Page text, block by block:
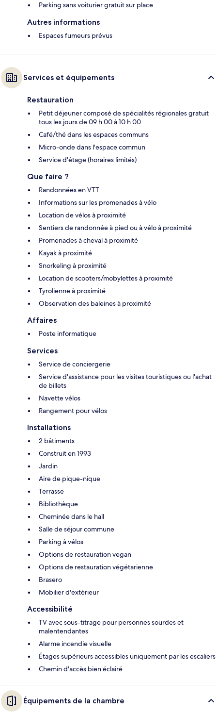
Parking sans voiturier gratuit sur place
Autres informations
Espaces fumeurs prévus
Services et équipements
Restauration
Petit déjeuner composé de spécialités régionales gratuit
tous les jours de 09 h 00 à 10 h 00
Café/thé dans les espaces communs
Micro-onde dans l'espace commun
Service d'étage (horaires limités)
Que faire ?
Randonnées en VTT
Informations sur les promenades à vélo
Location de vélos à proximité
Sentiers de randonnée à pied ou à vélo à proximité
Promenades à cheval à proximité
Kayak à proximité
Snorkeling à proximité
Location de scooters/mobylettes à proximité
Tyrolienne à proximité
Observation des baleines à proximité
Affaires
Poste informatique
Services
Service de conciergerie
Service d'assistance pour les visites touristiques ou l'achat
de billets
Navette vélos
Rangement pour vélos
Installations
2 bâtiments
Construit en 1993
Jardin
Aire de pique-nique
Terrasse
Bibliothèque
Cheminée dans le hall
Salle de séjour commune
Parking à vélos
Options de restauration vegan
Options de restauration végétarienne
Brasero
Mobilier d'extérieur
Accessibilité
TV avec sous-titrage pour personnes sourdes et
malentendantes
Alarme incendie visuelle
Étages supérieurs accessibles uniquement par les escaliers
Chemin d'accès bien éclairé
Équipements de la chambre